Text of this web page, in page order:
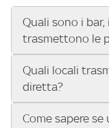
Quali sono i
trasmettono le
Se cerchi un bar,
vedere le partite di
UEFA Champions
Conference
Quali locali
diretta?
Vuoi sapere quali
Come sapere